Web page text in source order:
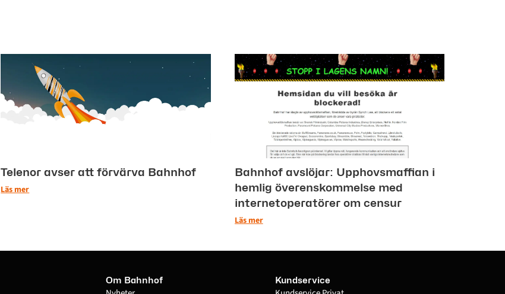
Telenor avser att förvärva Bahnhof
Läs mer
Bahnhof avslöjar: Upphovsmaffian i
hemlig överenskommelse med
internetoperatörer om censur
Läs mer
Om Bahnhof Kundservice